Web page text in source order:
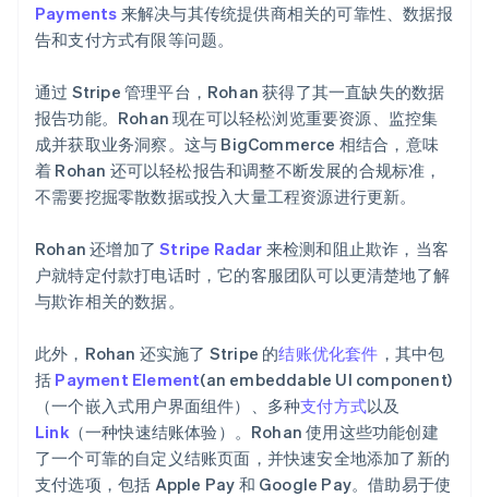
Payments 来解决与其传统提供商相关的可靠性、数据报
告和支付方式有限等问题。
通过 Stripe 管理平台，Rohan 获得了其一直缺失的数据
报告功能。Rohan 现在可以轻松浏览重要资源、监控集
成并获取业务洞察。这与 BigCommerce 相结合，意味
着 Rohan 还可以轻松报告和调整不断发展的合规标准，
不需要挖掘零散数据或投入大量工程资源进行更新。
Rohan 还增加了Stripe Radar 来检测和阻止欺诈，当客
户就特定付款打电话时，它的客服团队可以更清楚地了解
与欺诈相关的数据。
此外，Rohan 还实施了 Stripe 的结账优化套件 ，其中包
括 Payment Element(an embeddable UI component)
（一个嵌入式用户界面组件）、多种支付方式以及
Link（一种快速结账体验）。Rohan 使用这些功能创建
了一个可靠的自定义结账页面，并快速安全地添加了新的
支付选项，包括 Apple Pay 和 Google Pay。借助易于使